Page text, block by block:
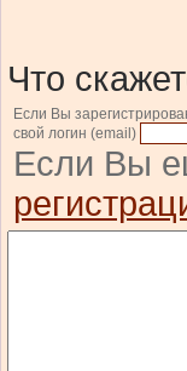
Что
Если Вы
свой логин (email)
Если Вы